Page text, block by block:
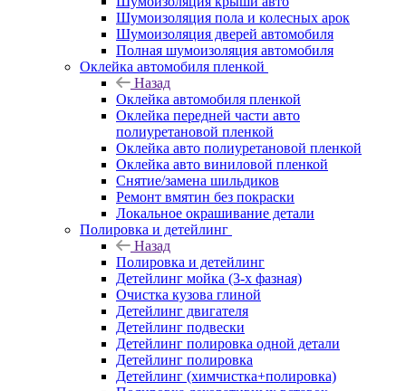
Шумоизоляция пола и колесных арок
Шумоизоляция дверей автомобиля
Полная шумоизоляция автомобиля
Оклейка автомобиля пленкой
Назад
Оклейка автомобиля пленкой
Оклейка передней части авто
полиуретановой пленкой
Оклейка авто полиуретановой пленкой
Оклейка авто виниловой пленкой
Снятие/замена шильдиков
Ремонт вмятин без покраски
Локальное окрашивание детали
Полировка и детейлинг
Назад
Полировка и детейлинг
Детейлинг мойка (3-х фазная)
Очистка кузова глиной
Детейлинг двигателя
Детейлинг подвески
Детейлинг полировка одной детали
Детейлинг полировка
Детейлинг (химчистка+полировка)